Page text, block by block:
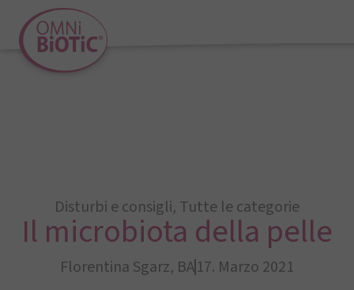
Disturbi e consigli, Tutte le categorie
Il microbiota della pelle
Florentina Sgarz, BA17. Marzo 2021